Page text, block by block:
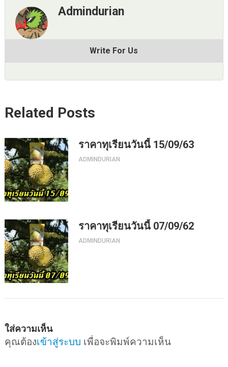
Admindurian
Write For Us
Related Posts
ราคาทุเรียนวันนี้ 15/09/63
ADMINDURIAN
ราคาทุเรียนวันนี้ 07/09/62
ADMINDURIAN
ใส่ความเห็น
คุณต้องเข้าสู่ระบบ เพื่อจะพิมพ์ความเห็น